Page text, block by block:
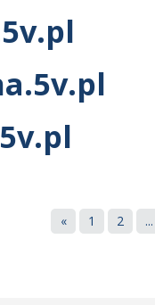
« 1 2 ...